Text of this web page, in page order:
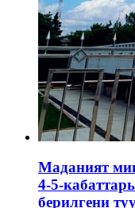
Маданият
4-5-
берилгени